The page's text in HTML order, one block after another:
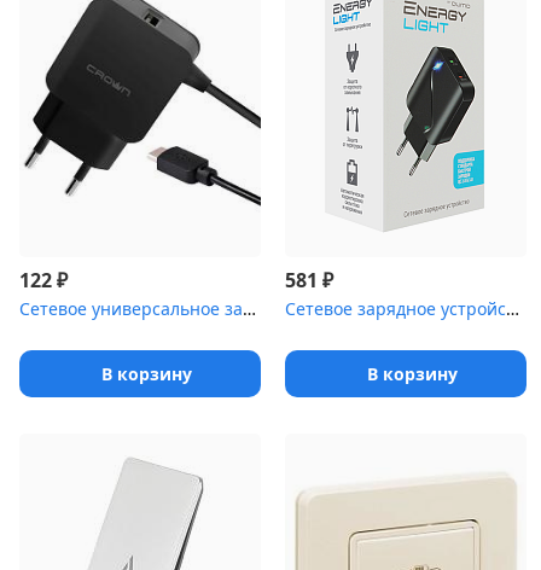
122₽
Сетевое универсальное зарядное устройство Crown CMWC-3001 black
В корзину
581 ₽
Сетевое зарядное устройство Qumo Energy light (Charger 0054) 18W,...
В корзину